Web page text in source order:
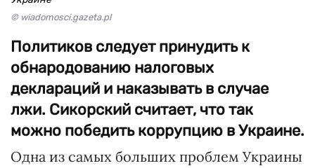
© wiadomosci.gazeta.pl
Политиков следует принудить к
обнародованию налоговых
деклараций и наказывать в случае
лжи. Сикорский считает, что так
можно победить коррупцию в Украине.
Одна из самых больших проблем Украины